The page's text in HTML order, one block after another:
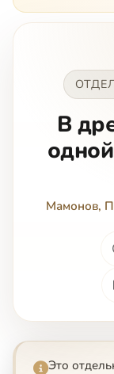
В
Мамонов,
Это